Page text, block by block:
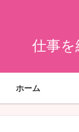
仕事
ホーム